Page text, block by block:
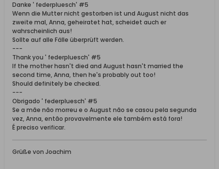
Danke ' federpluesch' #5
Wenn die Mutter nicht gestorben ist und August nicht das
zweite mal, Anna, geheiratet hat, scheidet auch er
wahrscheinlich aus!
Sollte auf alle Fälle überprüft werden.
---
Thank you ' federpluesch' #5
If the mother hasn't died and August hasn't married the
second time, Anna, then he's probably out too!
Should definitely be checked.
---
Obrigado ' federpluesch' #5
Se a mãe não morreu e o August não se casou pela segunda
vez, Anna, então provavelmente ele também está fora!
É preciso verificar.
Grüße von Joachim